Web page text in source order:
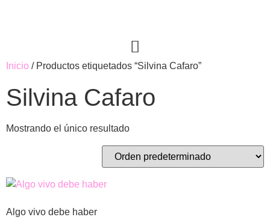
Inicio / Productos etiquetados “Silvina Cafaro”
Silvina Cafaro
Mostrando el único resultado
Algo vivo debe haber